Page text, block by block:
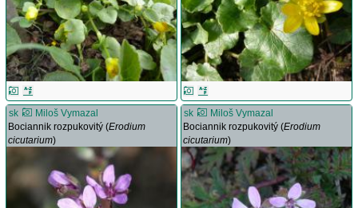
sk
Miloš Vymazal
Bociannik rozpukovitý (Erodium
cicutarium)
sk
Miloš Vymazal
Bociannik rozpukovitý (Erodium
cicutarium)